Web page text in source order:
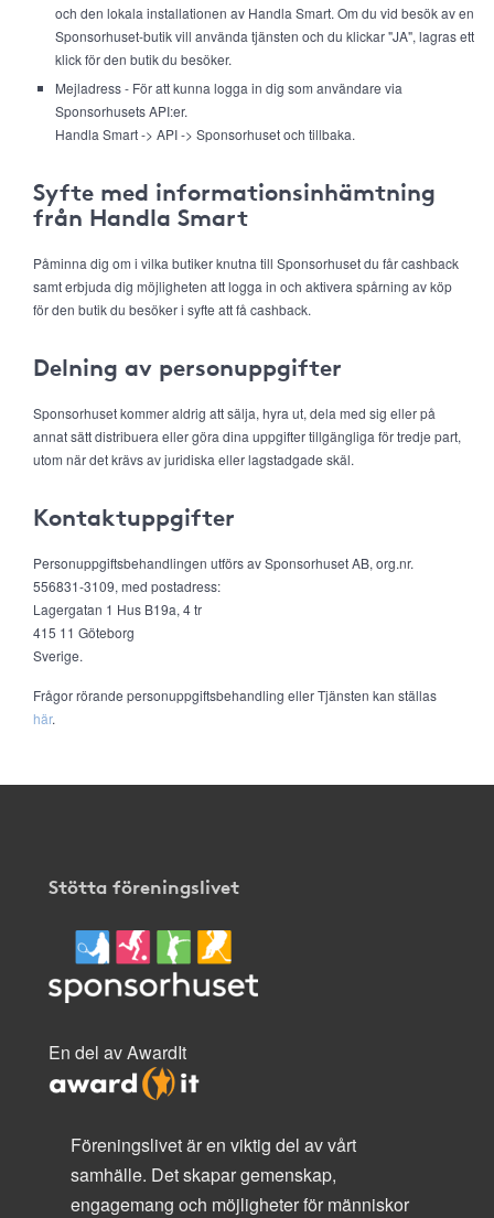
och den lokala installationen av Handla Smart. Om du vid besök av en
Sponsorhuset-butik vill använda tjänsten och du klickar "JA", lagras ett
klick för den butik du besöker.
Mejladress - För att kunna logga in dig som användare via
Sponsorhusets API:er.
Handla Smart -> API -> Sponsorhuset och tillbaka.
Syfte med informationsinhämtning
från Handla Smart
Påminna dig om i vilka butiker knutna till Sponsorhuset du får cashback
samt erbjuda dig möjligheten att logga in och aktivera spårning av köp
för den butik du besöker i syfte att få cashback.
Delning av personuppgifter
Sponsorhuset kommer aldrig att sälja, hyra ut, dela med sig eller på
annat sätt distribuera eller göra dina uppgifter tillgängliga för tredje part,
utom när det krävs av juridiska eller lagstadgade skäl.
Kontaktuppgifter
Personuppgiftsbehandlingen utförs av Sponsorhuset AB, org.nr.
556831-3109, med postadress:
Lagergatan 1 Hus B19a, 4 tr
415 11 Göteborg
Sverige.
Frågor rörande personuppgiftsbehandling eller Tjänsten kan ställas
här.
Stötta föreningslivet
En del av AwardIt
Föreningslivet är en viktig del av vårt
samhälle. Det skapar gemenskap,
engagemang och möjligheter för människor